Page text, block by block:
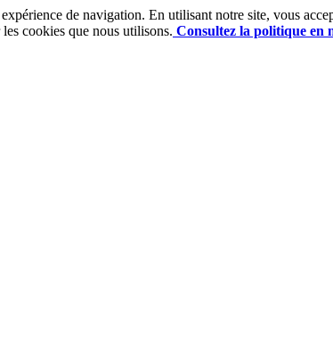
de navigation. En utilisant notre site, vous
cookies que nous utilisons. Consultez la politique en